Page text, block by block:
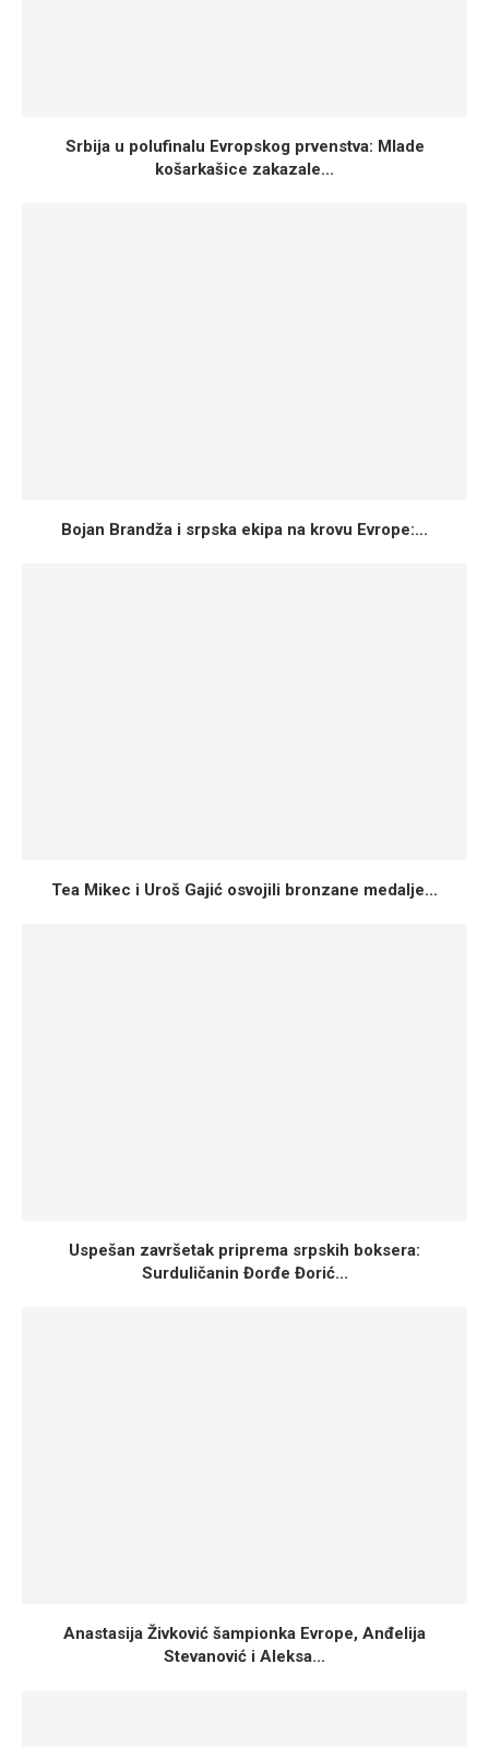
Srbija u polufinalu Evropskog prvenstva: Mlade
košarkašice zakazale...
Bojan Brandža i srpska ekipa na krovu Evrope:...
Tea Mikec i Uroš Gajić osvojili bronzane medalje...
Uspešan završetak priprema srpskih boksera:
Surduličanin Đorđe Đorić...
Anastasija Živković šampionka Evrope, Anđelija
Stevanović i Aleksa...